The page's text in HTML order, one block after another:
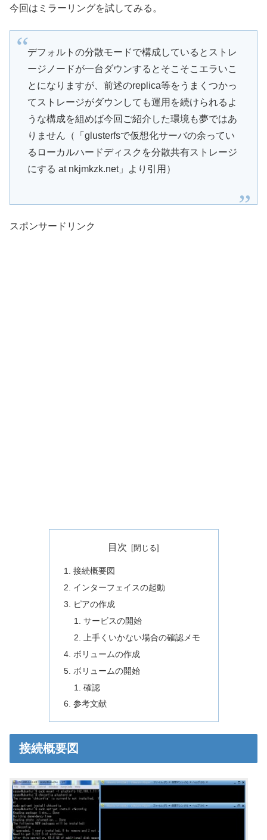
今回はミラーリングを試してみる。
デフォルトの分散モードで構成しているとストレ
ージノードが一台ダウンするとそこそこエラいこ
とになりますが、前述のreplica等をうまくつかっ
てストレージがダウンしても運用を続けられるよ
うな構成を組めば今回ご紹介した環境も夢ではあ
りません（「glusterfsで仮想化サーバの余ってい
るローカルハードディスクを分散共有ストレージ
にする at nkjmkzk.net」より引用）
スポンサードリンク
目次
接続概要図
インターフェイスの起動
ピアの作成
サービスの開始
上手くいかない場合の確認メモ
ボリュームの作成
ボリュームの開始
確認
参考文献
接続概要図